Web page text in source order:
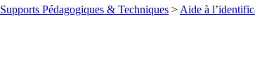
Supports Pédagogiques & Techniques > Aide à